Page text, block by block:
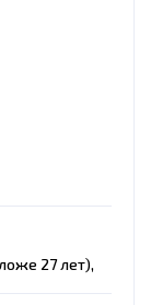
27 лет),